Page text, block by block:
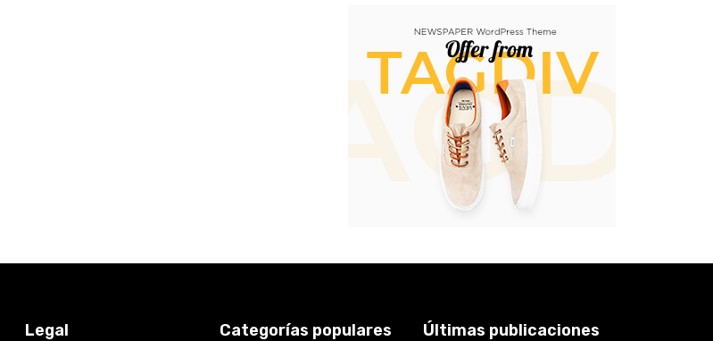
Legal Categorías populares Últimas publicaciones